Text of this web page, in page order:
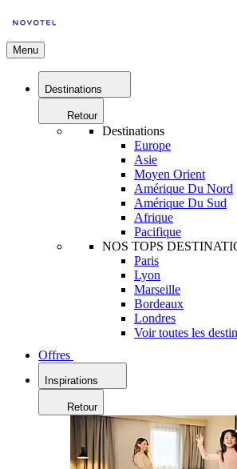
Menu
Destinations
Retour
Destinations
Europe
Asie
Moyen Orient
Amérique Du Nord
Amérique Du Sud
Afrique
Pacifique
NOS TOPS
Paris
Lyon
Marseille
Bordeaux
Londres
Voir toutes les
Offres
Inspirations
Retour